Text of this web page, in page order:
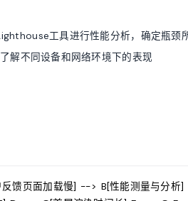
工具进行性能分析，确定瓶颈
解不同设备和网络环境下的表现
页面加载慢] --> B[性能测量与分